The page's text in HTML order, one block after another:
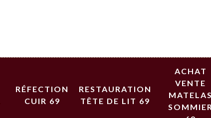
RÉFECTION
CUIR 69
RESTAURATION
TÊTE DE LIT 69
ACHAT
VENTE
MATELAS